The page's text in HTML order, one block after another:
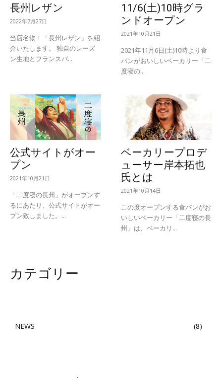
長州レザン
2022年7月27日
当店名物！「長州レザン」を紹
介いたします。 独自のレーズ
ン生地とフランスパ...
11/6(土)10時グラ
ンドオープン
2021年10月21日
2021年11月6日(土)10時より食
パンがおいしいベーカリー「二
度寝の...
公式サイトがオー
プン
2021年10月21日
「二度寝の長州」がオープンす
るにあたり、公式サイトがオー
プン致しました。...
ベーカリープロデ
ューサー岸本拓也
氏とは
2021年10月14日
この度オープンする食パンがお
いしいベーカリー「二度寝の長
州」は、ベーカリ...
カテゴリー
NEWS 8